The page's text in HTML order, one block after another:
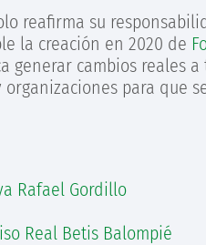
reafirma su
la creación en 2020 de
cambios reales
para que
Rafael Gordillo
Real Betis Balompié